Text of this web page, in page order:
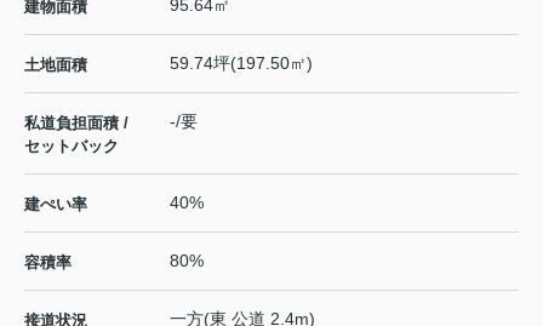
建物面積 95.64㎡
土地面積 59.74坪(197.50㎡)
私道負担面積 /
セットバック
-/要
建ぺい率 40%
容積率 80%
接道状況 一方(東 公道 2.4m)